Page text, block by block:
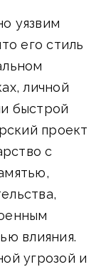
уязвим
его стиль
личной
быстрой
проект
с
влияния.
угрозой и